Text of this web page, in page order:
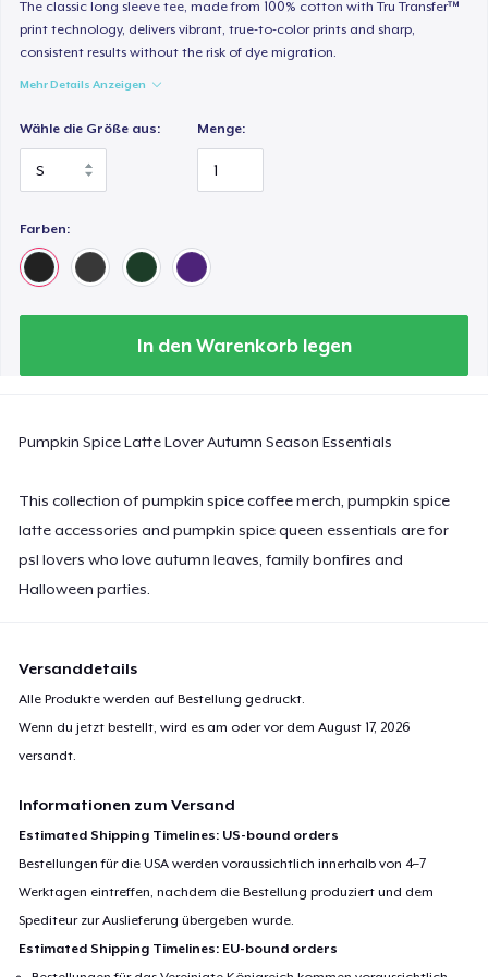
The classic long sleeve tee, made from 100% cotton with Tru Transfer™
print technology, delivers vibrant, true-to-color prints and sharp,
consistent results without the risk of dye migration.
Mehr Details Anzeigen
Wähle die Größe aus: Menge:
Farben:
In den Warenkorb legen
Pumpkin Spice Latte Lover Autumn Season Essentials
This collection of pumpkin spice coffee merch, pumpkin spice
latte accessories and pumpkin spice queen essentials are for
psl lovers who love autumn leaves, family bonfires and
Halloween parties.
Versanddetails
Alle Produkte werden auf Bestellung gedruckt.
Wenn du jetzt bestellt, wird es am oder vor demAugust 17, 2026
versandt.
Informationen zum Versand
Estimated Shipping Timelines: US-bound orders
Bestellungen für die USA werden voraussichtlich innerhalb von 4–7
Werktagen eintreffen, nachdem die Bestellung produziert und dem
Spediteur zur Auslieferung übergeben wurde.
Estimated Shipping Timelines: EU-bound orders
23,99 $
44,99 $
Tru transfer Printed Premium Tee
27,99 $
Comfort Colors 1717 | Classic Heavyweight T-Shirt
24,99 $
24,99 $